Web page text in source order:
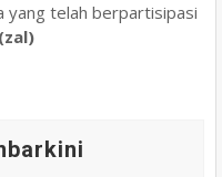
yang telah berpartisipasi
(zal)